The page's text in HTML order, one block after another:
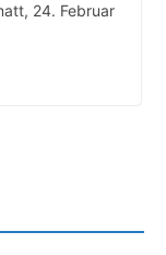
24. Februar